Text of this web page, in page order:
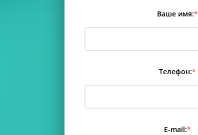
Ваше имя:*
Телефон:*
E-mail:*